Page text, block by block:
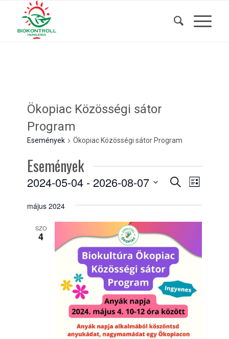
Ökopiac Közösségi sátor
Program
Események Ökopiac Közösségi sátor Program
Események
Események
és
nézet
választás
Keresett
kifejezés
Esemény
nézet
Lista
2024-05-04 - 2026-08-07
kiválasztása.
május 2024
SZO
4